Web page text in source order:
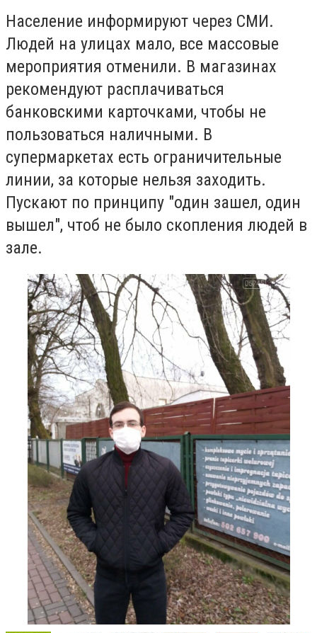
Население информируют через СМИ.
Людей на улицах мало, все массовые
мероприятия отменили. В магазинах
рекомендуют расплачиваться
банковскими карточками, чтобы не
пользоваться наличными. В
супермаркетах есть ограничительные
линии, за которые нельзя заходить.
Пускают по принципу "один зашел, один
вышел", чтоб не было скопления людей в
зале.